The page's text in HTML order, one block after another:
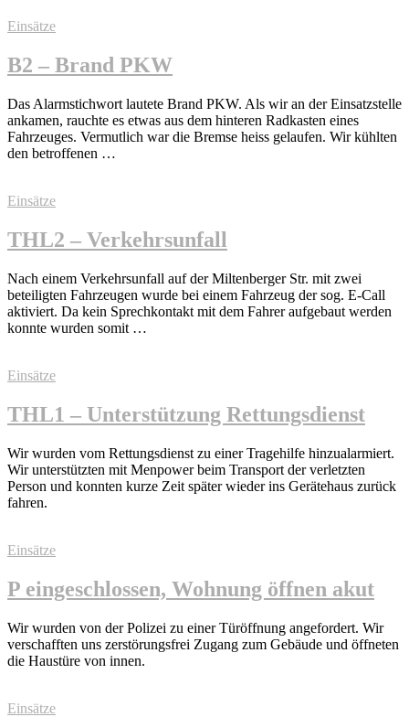
Einsätze
B2 – Brand PKW
Das Alarmstichwort lautete Brand PKW. Als wir an der Einsatzstelle
ankamen, rauchte es etwas aus dem hinteren Radkasten eines
Fahrzeuges. Vermutlich war die Bremse heiss gelaufen. Wir kühlten
den betroffenen …
Einsätze
THL2 – Verkehrsunfall
Nach einem Verkehrsunfall auf der Miltenberger Str. mit zwei
beteiligten Fahrzeugen wurde bei einem Fahrzeug der sog. E-Call
aktiviert. Da kein Sprechkontakt mit dem Fahrer aufgebaut werden
konnte wurden somit …
Einsätze
THL1 – Unterstützung Rettungsdienst
Wir wurden vom Rettungsdienst zu einer Tragehilfe hinzualarmiert.
Wir unterstützten mit Menpower beim Transport der verletzten
Person und konnten kurze Zeit später wieder ins Gerätehaus zurück
fahren.
Einsätze
P eingeschlossen, Wohnung öffnen akut
Wir wurden von der Polizei zu einer Türöffnung angefordert. Wir
verschafften uns zerstörungsfrei Zugang zum Gebäude und öffneten
die Haustüre von innen.
Einsätze